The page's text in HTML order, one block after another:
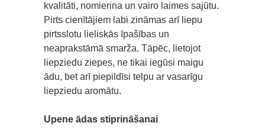
kvalitāti, nomierina un vairo laimes sajūtu.
Pirts cienītājiem labi zināmas arī liepu
pirtsslotu lieliskās īpašības un
neaprakstāmā smarža. Tāpēc, lietojot
liepziedu ziepes, ne tikai iegūsi maigu
ādu, bet arī piepildīsi telpu ar vasarīgu
liepziedu aromātu.
Upene ādas stiprināšanai